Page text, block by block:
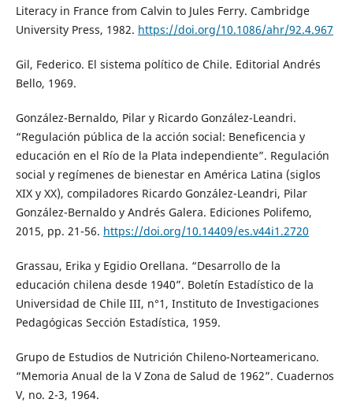
Literacy in France from Calvin to Jules Ferry. Cambridge
University Press, 1982. https://doi.org/10.1086/ahr/92.4.967
Gil, Federico. El sistema político de Chile. Editorial Andrés
Bello, 1969.
González-Bernaldo, Pilar y Ricardo González-Leandri.
“Regulación pública de la acción social: Beneficencia y
educación en el Río de la Plata independiente”. Regulación
social y regímenes de bienestar en América Latina (siglos
XIX y XX), compiladores Ricardo González-Leandri, Pilar
González-Bernaldo y Andrés Galera. Ediciones Polifemo,
2015, pp. 21-56. https://doi.org/10.14409/es.v44i1.2720
Grassau, Erika y Egidio Orellana. “Desarrollo de la
educación chilena desde 1940”. Boletín Estadístico de la
Universidad de Chile III, n°1, Instituto de Investigaciones
Pedagógicas Sección Estadística, 1959.
Grupo de Estudios de Nutrición Chileno-Norteamericano.
“Memoria Anual de la V Zona de Salud de 1962”. Cuadernos
V, no. 2-3, 1964.